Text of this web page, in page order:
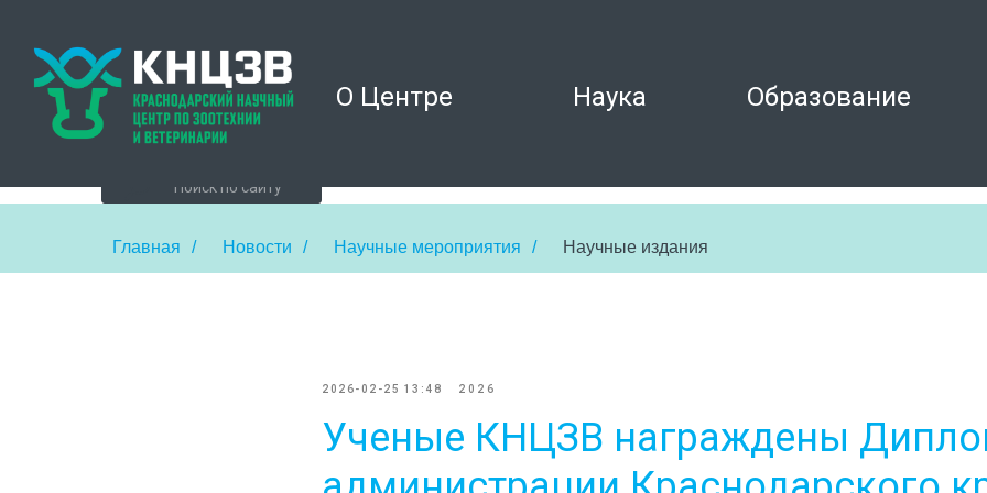
Образование
Наука
О Центре
Главная / Новости / Научные мероприятия / Научные издания
2026-02-25 13:48 2026
Ученые КНЦЗВ награждены